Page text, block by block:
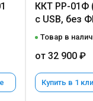
ККТ РР-01Ф
с USB, без
Товар в
от 32 900 ₽
Купить в 1